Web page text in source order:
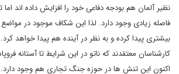
نظیر آلمان هم بودجه دفاعی خود را افزایش داده اند
فاصله زیادی وجود دارد. لذا این شکاف موجود در
بیشتری پیدا کرده و به نظر در آینده هم پیدا خواهد
کارشناسان معتقدند که ناتو در این شرایط تا آستانه
اکنون این تنش ها در حوزه جنگ تجاری هم وجود